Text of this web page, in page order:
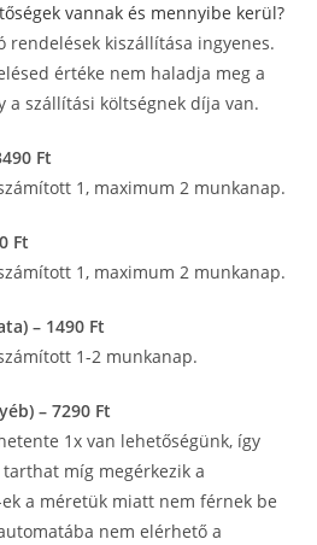
vannak és mennyibe kerül?
rendelések kiszállítása ingyenes.
értéke nem haladja meg a
a szállítási költségnek díja van.
Ft
1, maximum 2 munkanap.
Ft
1, maximum 2 munkanap.
– 1490 Ft
1-2 munkanap.
– 7290 Ft
1x van lehetőségünk, így
míg megérkezik a
a méretük miatt nem férnek be
nem elérhető a